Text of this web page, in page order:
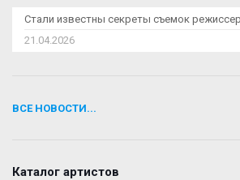
Стали известны секреты съемок
21.04.2026
ВСЕ НОВОСТИ...
Каталог артистов